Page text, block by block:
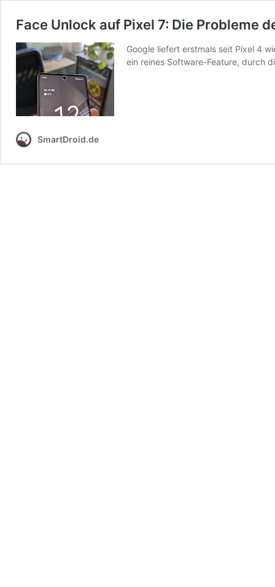
Face Unlock auf Pixel 7: Die Probleme
Google liefert erstmals seit Pixel 4
ein reines Software-Feature, durch
SmartDroid.de